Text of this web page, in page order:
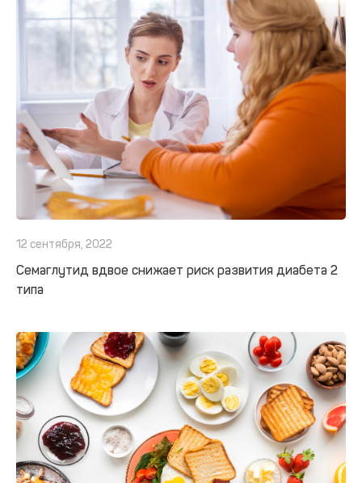
12 сентября, 2022
Семаглутид вдвое снижает риск развития диабета 2
типа